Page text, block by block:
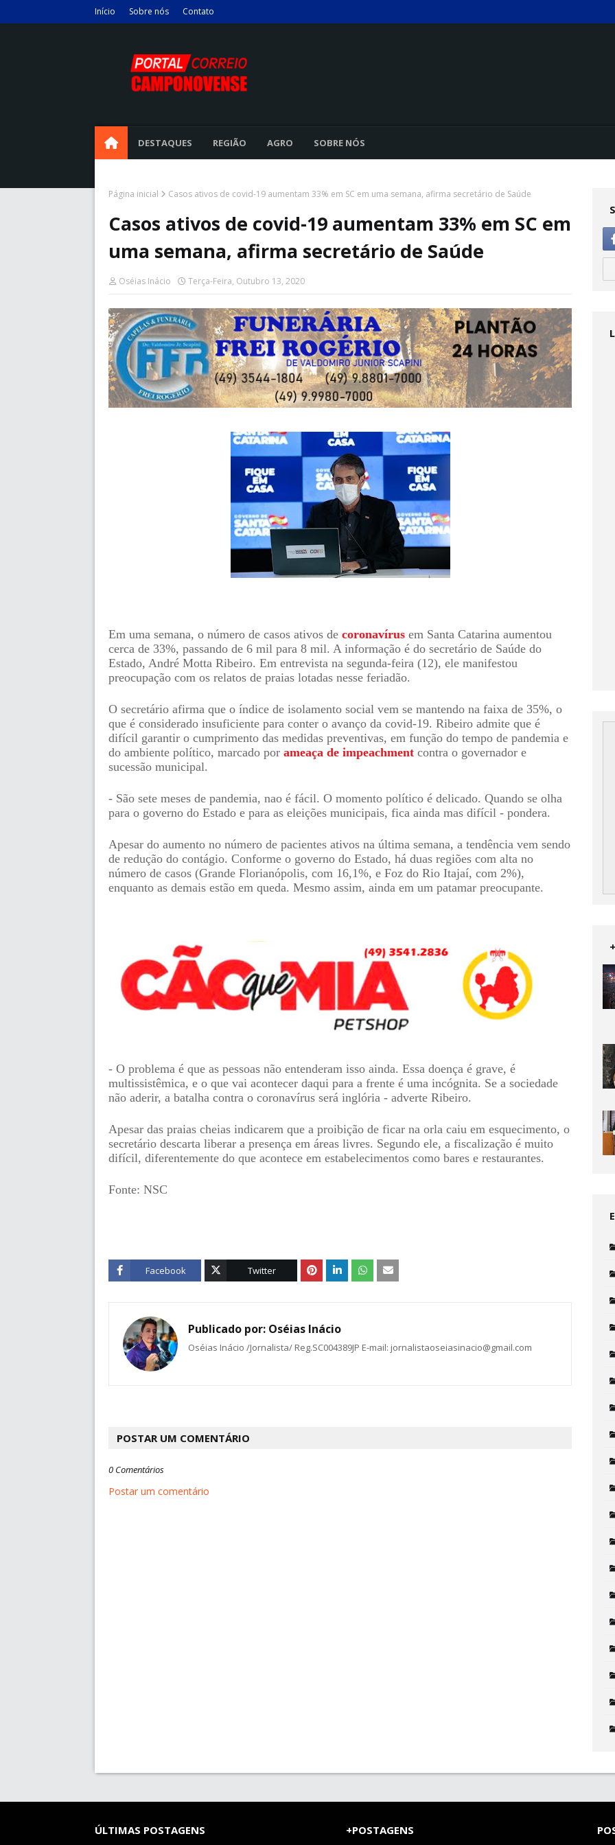
Início Sobre nós Contato
DESTAQUES REGIÃO AGRO SOBRE NÓS
Página inicial Casos ativos de covid-19 aumentam 33% em SC em uma semana, afirma secretário de Saúde
Casos ativos de covid-19 aumentam 33% em SC em
uma semana, afirma secretário de Saúde
Oséias Inácio Terça-Feira, Outubro 13, 2020
Em uma semana, o número de casos ativos de coronavírus em Santa Catarina aumentou
cerca de 33%, passando de 6 mil para 8 mil. A informação é do secretário de Saúde do
Estado, André Motta Ribeiro. Em entrevista na segunda-feira (12), ele manifestou
preocupação com os relatos de praias lotadas nesse feriadão.
O secretário afirma que o índice de isolamento social vem se mantendo na faixa de 35%, o
que é considerado insuficiente para conter o avanço da covid-19. Ribeiro admite que é
difícil garantir o cumprimento das medidas preventivas, em função do tempo de pandemia e
do ambiente político, marcado por ameaça de impeachment contra o governador e
sucessão municipal.
- São sete meses de pandemia, nao é fácil. O momento político é delicado. Quando se olha
para o governo do Estado e para as eleições municipais, fica ainda mas difícil - pondera.
Apesar do aumento no número de pacientes ativos na última semana, a tendência vem sendo
de redução do contágio. Conforme o governo do Estado, há duas regiões com alta no
número de casos (Grande Florianópolis, com 16,1%, e Foz do Rio Itajaí, com 2%),
enquanto as demais estão em queda. Mesmo assim, ainda em um patamar preocupante.
- O problema é que as pessoas não entenderam isso ainda. Essa doença é grave, é
multissistêmica, e o que vai acontecer daqui para a frente é uma incógnita. Se a sociedade
não aderir, a batalha contra o coronavírus será inglória - adverte Ribeiro.
Apesar das praias cheias indicarem que a proibição de ficar na orla caiu em esquecimento, o
secretário descarta liberar a presença em áreas livres. Segundo ele, a fiscalização é muito
difícil, diferentemente do que acontece em estabelecimentos como bares e restaurantes.
Fonte: NSC
Facebook Twitter
Publicado por: Oséias Inácio
Oséias Inácio /Jornalista/ Reg.SC004389JP E-mail: jornalistaoseiasinacio@gmail.com
POSTAR UM COMENTÁRIO
0 Comentários
Postar um comentário
ÚLTIMAS POSTAGENS +POSTAGENS